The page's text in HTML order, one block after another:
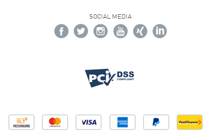
SOCIAL MEDIA